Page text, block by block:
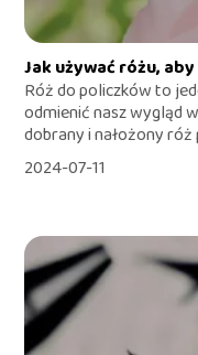
Jak używać różu,
Róż do policzków to
odmienić nasz wygląd
dobrany i nałożony
2024-07-11